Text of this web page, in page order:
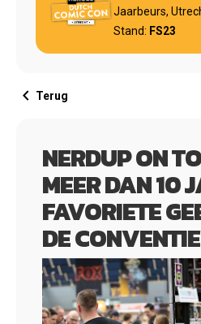
Jaarbeurs,
Stand: FS23
keyboard_arrow_left Terug
NERDUP ON
MEER DAN 10
FAVORIETE
DE